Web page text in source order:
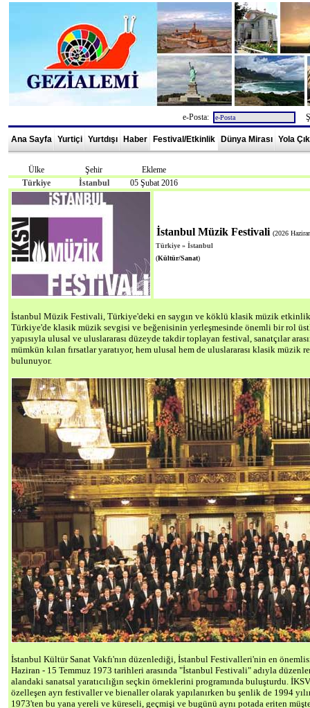
e-Posta:
Ana Sayfa Yurtiçi Yurtdışı Haber Festival/Etkinlik Dünya Mirası Yola
Ülke Şehir
Ekleme
Türkiye
İstanbul 05 Şubat 2016
İstanbul Müzik Festivali (2026
Türkiye » İstanbul
(Kültür/Sanat)
İstanbul Müzik Festivali, Türkiye'deki en saygın ve köklü klasik müzik
Türkiye'de klasik müzik sevgisi ve beğenisinin yerleşmesinde önemli bir rol
yapısıyla ulusal ve uluslararası düzeyde takdir toplayan festival, sanatçılar
mümkün kılan fırsatlar yaratıyor, hem ulusal hem de uluslararası klasik müzik
bulunuyor.
İstanbul Kültür Sanat Vakfı'nın düzenlediği, İstanbul Festivalleri'nin en
Haziran - 15 Temmuz 1973 tarihleri arasında "İstanbul Festivali" adıyla
alandaki sanatsal yaratıcılığın seçkin örneklerini programında buluşturdu.
özelleşen ayrı festivaller ve bienaller olarak yapılanırken bu şenlik de 1994
1973'ten bu yana yereli ve küreseli, geçmişi ve bugünü aynı potada eriten